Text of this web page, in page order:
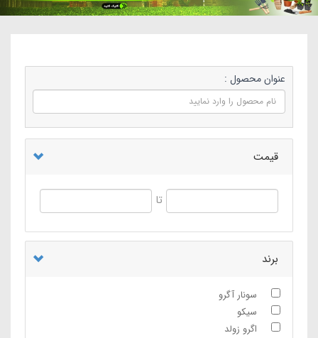
عنوان محصول :
قیمت
تا
برند
سونار آگرو
سیکو
اگرو زولد